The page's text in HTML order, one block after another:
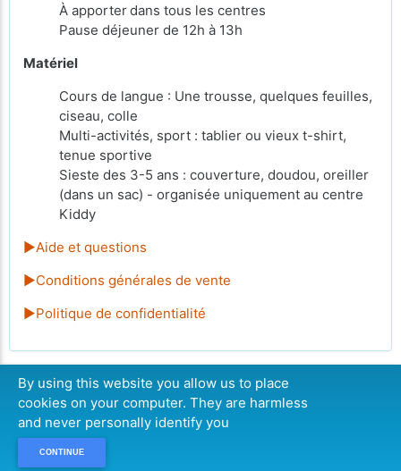
À apporterdans tous les centres
Pause déjeuner de 12h à 13h
Matériel
Cours de langue : Une trousse, quelques feuilles,
ciseau, colle
Multi-activités, sport : tablier ou vieux t-shirt,
tenue sportive
Sieste des 3-5 ans : couverture, doudou, oreiller
(dans un sac) - organisée uniquement au centre
Kiddy
►Aide et questions
►Conditions générales de vente
►Politique de confidentialité
CONTINUER
By using this website you allow us to place
cookies on your computer. They are harmless
and never personally identify you
CONTINUE